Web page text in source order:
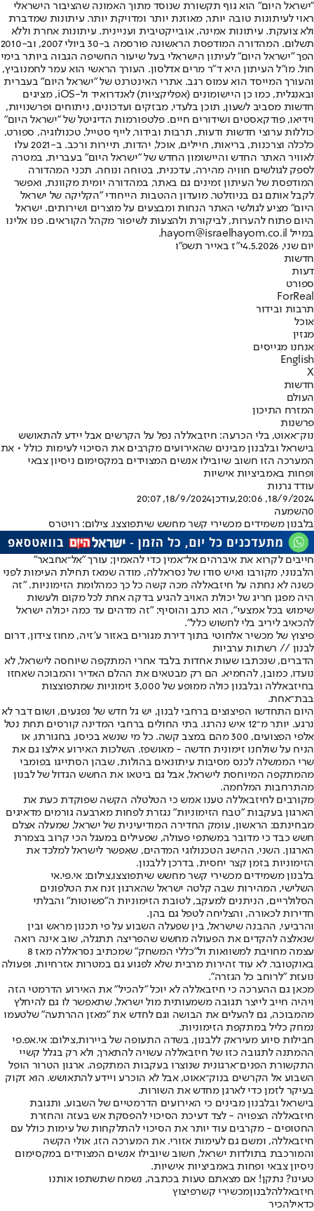
"ישראל היום" הוא גוף תקשורת שנוסד מתוך האמונה שהציבור הישראלי
ראוי לעיתונות טובה יותר, מאוזנת יותר ומדויקת יותר. עיתונות שמדברת
ולא צועקת. עיתונות אמינה, אובייקטיבית ועניינית. עיתונות אחרת וללא
תשלום. המהדורה המודפסת הראשונה פורסמה ב-30 ביולי 2007, וב-2010
הפך "ישראל היום" לעיתון הישראלי בעל שיעור החשיפה הגבוה ביותר בימי
חול. מו"ל העיתון היא ד"ר מרים אדלסון. העורך הראשי הוא עמר לחמנוביץ,
והעורך המייסד הוא עמוס רגב. אתרי האינטרנט של "ישראל היום" בעברית
ובאנגלית, כמו כן היישומונים (אפליקציות) לאנדרואיד ול-iOS, מציגים
חדשות מסביב לשעון, תוכן בלעדי, מבזקים ועדכונים, ניתוחים ופרשנויות,
וידיאו, פודקאסטים ושידורים חיים. פלטפורמות הדיגיטל של "ישראל היום"
כוללות ערוצי חדשות ודעות, תרבות ובידור, לייף סטייל, טכנולוגיה, ספורט,
כלכלה וצרכנות, בריאות, חיילים, אוכל, יהדות, תיירות ורכב. ב-2021 עלו
לאוויר האתר החדש והיישומון החדש של "ישראל היום" בעברית, במטרה
לספק לגולשים חוויה מהירה, עדכנית, בטוחה ונוחה. תכני המהדורה
המודפסת של העיתון זמינים גם באתר, במהדורה יומית מקוונת, ואפשר
לקבל אותם גם בניוזלטר. מועדון ההטבות הייחודי "הקליקה של ישראל
היום" מציע לגולשי האתר הנחות ומבצעים על מוצרים ושירותים. ישראל
היום פתוח להערות, לביקורת ולהצעות לשיפור מקהל הקוראים. פנו אלינו
במייל hayom@israelhayom.co.il.
יום שני, 4.5.2026
י"ז באייר תשפ"ו
חדשות
דעות
ספורט
ForReal
תרבות ובידור
אוכל
מגזין
אנחנו מגייסים
English
X
חדשות
העולם
המזרח התיכון
פרשנות
נוק־אאוט, בלי הכרעה: חיזבאללה נפל על הקרשים אבל יידע להתאושש
בישראל ובלבנון מבינים שהאירועים מקרבים את הסיכוי לעימות כולל • את
המערכה הזו חשוב שיובילו אנשים המצוידים במקסימום ניסיון צבאי
ופחות באמביציות אישיות
עודד גרנות
18/9/2024, 20:06
,עודכן18/9/2024, 20:07
0השמעה
בלבנון משמידים מכשירי קשר מחשש שיתפוצצו. צילום: רויטרס
חייבים לקרוא את איברהים אל־אמין כדי להאמין; עורך "אל־אחבאר"
הלבנוני, מקורבו ואיש סודו של נסראללה, מודה שמאז תחילת העימות לפני
כשנה לא נחתה על חיזבאללה מכה קשה כל כך כמהלומת הזימוניות. "זה
היה מפגן חריג של יכולת האויב להגיע בדקה אחת לכל מקום ולעשות
שימוש בכל אמצעי", הוא כתב והוסיף: "זה מדהים עד כמה יכולה ישראל
להכאיב ליריב בלי לחשוש כלל".
פיצוץ של מכשיר אלחוטי בתוך דירת מגורים באזור ע'זיה, מחוז צידון, דרום
לבנון // רשתות ערביות
הדברים, שנכתבו שעות אחדות בלבד אחרי המתקפה שיוחסה לישראל, לא
נועדו, כמובן, להחמיא. הם רק מבטאים את ההלם האדיר והמבוכה שאחזו
בחיזבאללה ובלבנון כולה ממופע של 3,000 זימוניות שמתפוצצות
בבת־אחת.
היום התחדשו הפיצוצים ברחבי לבנון, יש גל חדש של נפגעים, ושום דבר לא
נרגע. יותר מ־12 איש נהרגו. בתי החולים ברחבי המדינה קורסים תחת נטל
אלפי הפצועים, 300 מהם במצב קשה. כל מי שנשא בכיסו, בחגורתו, או
הניח על שולחנו זימונית חדשה - מאושפז. השלכות האירוע אילצו גם את
שרי הממשלה לכנס מסיבות עיתונאים בהולות, שבהן הסתייגו בפומבי
מהמתקפה המיוחסת לישראל, אבל גם ביטאו את החשש הגדול של לבנון
מהתרחבות המלחמה.
מקורבים לחיזבאללה טענו אמש כי הטלטלה הקשה שפוקדת כעת את
הארגון בעקבות "טבח הזימוניות" נגזרת לפחות מארבעה גורמים מדאיגים
מבחינתם: הראשון, עומק החדירה המודיעינית של ישראל, שמעלה אצלם
חשש כבד כי מדובר במשתפי פעולה, שפעילים במעגל הכי קרוב בצמרת
הארגון. השני, ההישג הטכנולוגי המדהים, שאפשר לישראל למלכד את
הזימוניות בזמן קצר יחסית, בדרכן ללבנון.
בלבנון משמידים מכשירי קשר מחשש שיתפוצצו,צילום: אי.פי.אי
השלישי, המהירות שבה קלטה ישראל שהארגון זנח את הטלפונים
הסלולריים, הניתנים למעקב, לטובת הזימוניות ה"פשוטות" והבלתי
חדירות לכאורה, והצליחה לטפל גם בהן.
והרביעי, ההבנה שישראל, בין שפעלה השבוע על פי תכנון מראש ובין
שנאלצה להקדים את הפעולה מחשש שהפריצה תתגלה, שוב אינה רואה
עצמה מחויבת למשוואות ול"כללי המשחק" שמכתיב נסראללה מאז 8
באוקטובר. לא עוד זהירות מרבית שלא לפגוע גם במטרות אזרחיות, ופעולה
נועזת "לרוחב כל הגזרה".
מכאן גם ההערכה כי חיזבאללה לא יוכל "להכיל" את האירוע הדרמטי הזה
ויהיה חייב לייצר תגובה משמעותית מול ישראל, שתאפשר לו גם להיחלץ
מהמבוכה, גם להעלים את הבושה וגם לחדש את "מאזן ההרתעה" שלטעמו
נמחק כליל במתקפת הזימוניות.
חבילות סיוע מעיראק ללבנון, בשדה התעופה של ביירות,צילום: אי.אפ.פי
ההמתנה לתגובה כזו של חיזבאללה עשויה להתארך, ולא רק בגלל קשיי
התקשורת הפנים־ארגונית שנוצרו בעקבות המתקפה. ארגון הטרור הופל
השבוע אל הקרשים בנוק־אאוט, אבל לא הוכרע ויידע להתאושש. הוא זקוק
בעיקר לזמן כדי לארגן מחדש את השורות.
בישראל ובלבנון מבינים כי האירועים הדרמטיים של השבוע, ותגובת
חיזבאללה הצפויה - לצד דעיכת הסיכוי להפסקת אש בעזה והחזרת
החטופים - מקרבים עוד יותר את הסיכוי להתלקחות של עימות כולל עם
חיזבאללה, ומשם גם לעימות אזורי. את המערכה הזו, אולי הקשה
והמורכבת בתולדות ישראל, חשוב שיובילו אנשים המצוידים במקסימום
ניסיון צבאי ופחות באמביציות אישיות.
טעינו? נתקן! אם מצאתם טעות בכתבה, נשמח שתשתפו אותנו
חיזבאללהלבנוןמכשירי קשרפיצוץ
כדאילהכיר